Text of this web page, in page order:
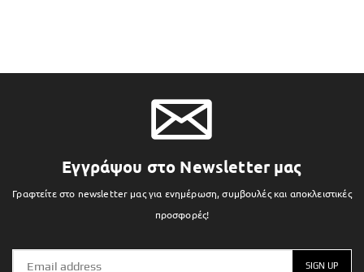
Εγγράψου στο Newsletter μας
Γραφτείτε στο newsletter μας για ενημέρωση, συμβουλές και αποκλειστικές
προσφορές!